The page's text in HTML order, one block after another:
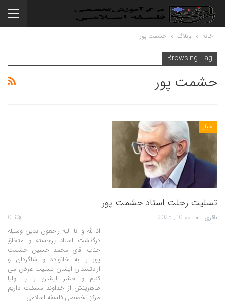
خانه وبلاگ حشمت پور
Browsing Tag
حشمت پور
اخبار
تسلیت رحلت استاد حشمت پور
باقری مه 10, 2025
انا لله و انا الیه راجعون بدین وسیله
درگذشت استاد برجسته و متخلق
جناب اقای محمد حسین حشمت
پور را به خانواده و شاگردان و
ارادتمندان ایشان تسلیت عرض می
کنیم و حشر ایشان را با اولیا
طاهرینش از خداوند مسئلت داریم
مرکز تخصصی فلسفه اسلامی…